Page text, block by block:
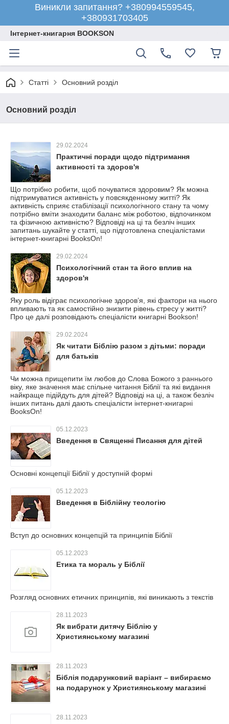
Виникли запитання? +380994559545,
+380931703405
Інтернет-книгарня BOOKSON
Статті Основний розділ
Основний розділ
29.02.2024
Практичні поради щодо підтримання
активності та здоров'я
Що потрібно робити, щоб почуватися здоровим? Як можна
підтримуватися активність у повсякденному житті? Як
активність сприяє стабілізації психологічного стану та чому
потрібно вміти знаходити баланс між роботою, відпочинком
та фізичною активністю? Відповіді на ці та безліч інших
запитань шукайте у статті, що підготовлена спеціалістами
інтернет-книгарні BooksOn!
29.02.2024
Психологічний стан та його вплив на
здоров'я
Яку роль відіграє психологічне здоров’я, які фактори на нього
впливають та як самостійно знизити рівень стресу у житті?
Про це далі розповідають спеціалісти книгарні Bookson!
29.02.2024
Як читати Біблію разом з дітьми: поради
для батьків
Чи можна прищепити їм любов до Слова Божого з раннього
віку, яке значення має спільне читання Біблії та які видання
найкраще підійдуть для дітей? Відповіді на ці, а також безліч
інших питань далі дають спеціалісти інтернет-книгарні
BooksOn!
05.12.2023
Введення в Священні Писання для дітей
Основні концепції Біблії у доступній формі
05.12.2023
Введення в Біблійну теологію
Вступ до основних концепцій та принципів Біблії
05.12.2023
Етика та мораль у Біблії
Розгляд основних етичних принципів, які виникають з текстів
28.11.2023
Як вибрати дитячу Біблію у
Християнському магазині
28.11.2023
Біблія подарунковий варіант – вибираємо
на подарунок у Християнському магазині
28.11.2023